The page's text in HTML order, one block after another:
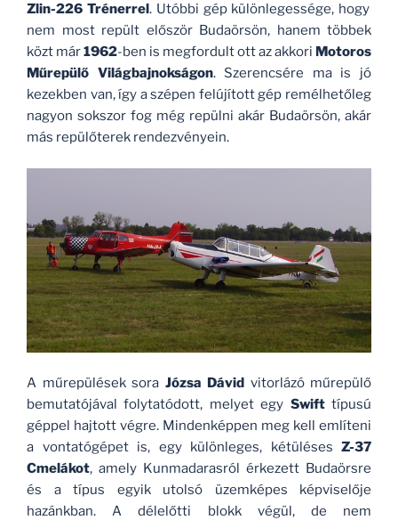
Zlin-226 Trénerrel . Utóbbi gép különlegessége, hogy
nem most repült először Budaörsön, hanem többek
közt már1962-ben is megfordult ott az akkori Motoros
Műrepülő Világbajnokságon. Szerencsére ma is jó
kezekben van, így a szépen felújított gép remélhetőleg
nagyon sokszor fog még repülni akár Budaörsön, akár
más repülőterek rendezvényein.
A műrepülések sora Józsa Dávid vitorlázó műrepülő
bemutatójával folytatódott, melyet egy Swifttípusú
géppel hajtott végre. Mindenképpen meg kell említeni
a vontatógépet is, egy különleges, kétüléses Z-37
Cmelákot, amely Kunmadarasról érkezett Budaörsre
és a típus egyik utolsó üzemképes képviselője
hazánkban. A délelőtti blokk végül, de nem